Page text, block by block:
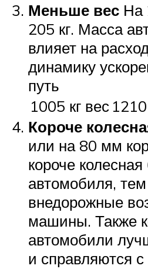
Меньше вес На
205 кг. Масса
влияет на
динамику
путь
1005 кг вес
Короче
или на 80 мм
короче колесная
автомобиля,
внедорожные
машины. Также
автомобили
и справляются